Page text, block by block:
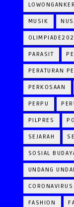
MUSIK
PARASIT
PERATURAN
PERKOSAAN
PERPU
PILPRES
SEJARAH
SOSIAL
UNDANG
CORONAVIRUS
FASHION